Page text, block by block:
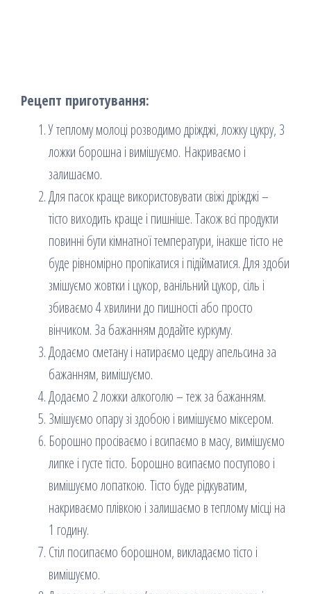
Рецепт приготування:
У теплому молоці розводимо дріжджі, ложку цукру, 3
ложки борошна і вимішуємо. Накриваємо і
залишаємо.
Для пасок краще використовувати свіжі дріжджі –
тісто виходить краще і пишніше. Також всі продукти
повинні бути кімнатної температури, інакше тісто не
буде рівномірно пропікатися і підійматися. Для здоби
змішуємо жовтки і цукор, ванільний цукор, сіль і
збиваємо 4 хвилини до пишності або просто
вінчиком. За бажанням додайте куркуму.
Додаємо сметану і натираємо цедру апельсина за
бажанням, вимішуємо.
Додаємо 2 ложки алкоголю – теж за бажанням.
Змішуємо опару зі здобою і вимішуємо міксером.
Борошно просіваємо і всипаємо в масу, вимішуємо
липке і густе тісто. Борошно всипаємо поступово і
вимішуємо лопаткою. Тісто буде рідкуватим,
накриваємо плівкою і залишаємо в теплому місці на
1 годину.
Стіл посипаємо борошном, викладаємо тісто і
вимішуємо.